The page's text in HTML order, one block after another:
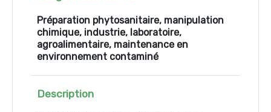
Préparation phytosanitaire, manipulation
chimique, industrie, laboratoire,
agroalimentaire, maintenance en
environnement contaminé
Description